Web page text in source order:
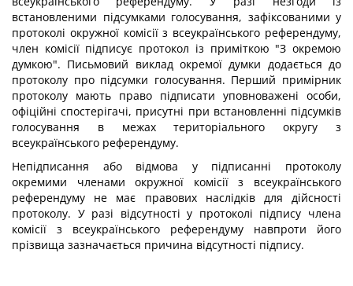
встановленими підсумками голосування, зафіксованими у
протоколі окружної комісії з всеукраїнського референдуму,
член комісії підписує протокол із приміткою "З окремою
думкою". Письмовий виклад окремої думки додається до
протоколу про підсумки голосування. Перший примірник
протоколу мають право підписати уповноважені особи,
офіційні спостерігачі, присутні при встановленні підсумків
голосування в межах територіального округу з
всеукраїнського референдуму.
Непідписання або відмова у підписанні протоколу
окремими членами окружної комісії з всеукраїнського
референдуму не має правових наслідків для дійсності
протоколу. У разі відсутності у протоколі підпису члена
комісії з всеукраїнського референдуму навпроти його
прізвища зазначається причина відсутності підпису.